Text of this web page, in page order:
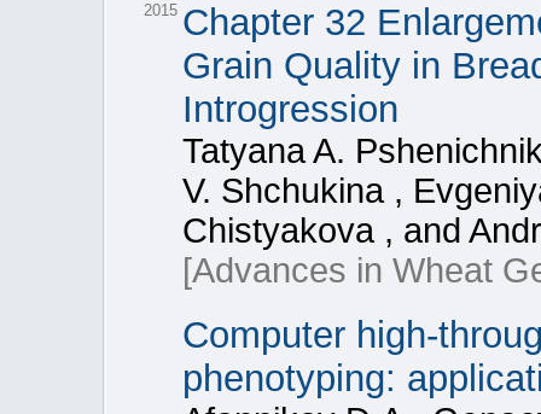
2015 Chapter 32
Grain Quality in
Introgression
Tatyana A.
V. Shchukina ,
Chistyakova , and
[Advances in Wheat
Computer high-
phenotyping: